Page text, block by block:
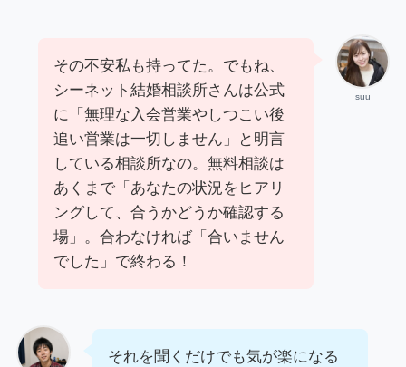
suu
その不安私も持ってた。でもね、
シーネット結婚相談所さんは公式
に「無理な入会営業やしつこい後
追い営業は一切しません」と明言
している相談所なの。無料相談は
あくまで「あなたの状況をヒアリ
ングして、合うかどうか確認する
場」。合わなければ「合いません
でした」で終わる！
それを聞くだけでも気が楽になる